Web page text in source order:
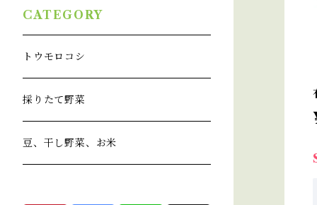
CATEGORY
トウモロコシ
採りたて野菜
豆、干し野菜、お米